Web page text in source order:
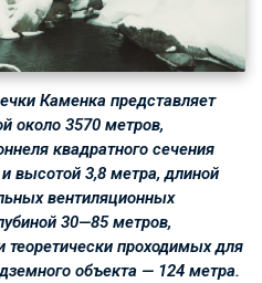
Каменка представляет
около 3570 метров,
квадратного сечения
высотой 3,8 метра, длиной
вентиляционных
30—85 метров,
теоретически проходимых для
объекта — 124 метра.